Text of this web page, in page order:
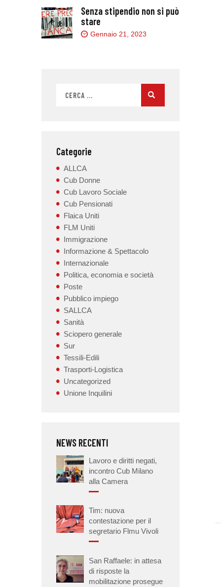
Senza stipendio non si può
stare
Gennaio 21, 2023
Categorie
ALLCA
Cub Donne
Cub Lavoro Sociale
Cub Pensionati
Flaica Uniti
FLM Uniti
Immigrazione
Informazione & Spettacolo
Internazionale
Politica, economia e società
Poste
Pubblico impiego
SALLCA
Sanità
Sciopero generale
Sur
Tessili-Edili
Trasporti-Logistica
Uncategorized
Unione Inquilini
NEWS RECENTI
Lavoro e diritti negati,
incontro Cub Milano
alla Camera
Tim: nuova
contestazione per il
segretario Flmu Vivoli
San Raffaele: in attesa
di risposte la
mobilitazione prosegue